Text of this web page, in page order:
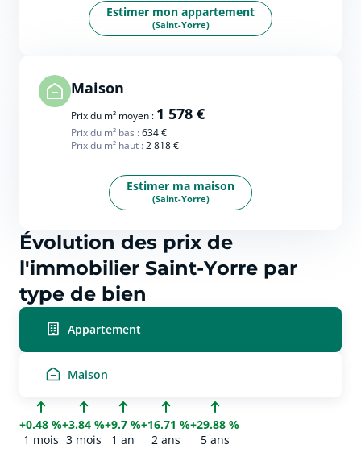
Estimer mon appartement
(Saint-Yorre)
Maison
Prix du m² moyen : 1 578 €
Prix du m² bas :634 €
Prix du m² haut :2 818 €
Estimer ma maison
(Saint-Yorre)
Évolution des prix de
l'immobilier Saint-Yorre par
type de bien
Appartement
Maison
+0.48 %
1 mois
+3.84 %
3 mois
+9.7 %
1 an
+16.71 %
2 ans
+29.88 %
5 ans